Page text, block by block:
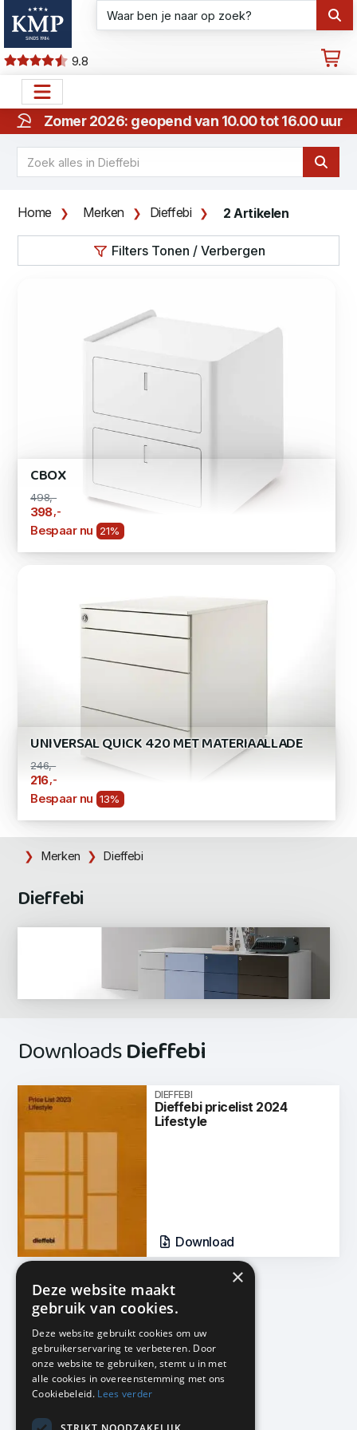
9.8
Zomer 2026: geopend van 10.00 tot 16.00 uur
Home Merken Dieffebi 2 Artikelen
Filters Tonen / Verbergen
CBOX
498,-
398,-
Bespaar nu 21%
UNIVERSAL QUICK 420 MET MATERIAALLADE
246,-
216,-
Bespaar nu 13%
Merken Dieffebi
Dieffebi
DownloadsDieffebi
DIEFFEBI
Dieffebi pricelist 2024
Lifestyle
Download
KMP Kantoormeubilair
Airport Business Park
Frankfurtstraat 29-31
1175 RH Lijnden
×
Deze website maakt
gebruik van cookies.
Deze website gebruikt cookies om uw
gebruikerservaring te verbeteren. Door
onze website te gebruiken, stemt u in met
alle cookies in overeenstemming met ons
Cookiebeleid. Lees verder